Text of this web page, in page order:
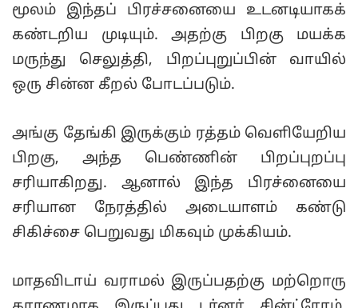
மூலம் இந்தப் பிரச்சனையை உடனடியாகக்
கண்டறிய முடியும். அதற்கு பிறகு மயக்க
மருந்து செலுத்தி, பிறப்புறுப்பின் வாயில்
ஒரு சின்ன கீறல் போடப்படும்.
அங்கு தேங்கி இருக்கும் ரத்தம் வெளியேறிய
பிறகு, அந்த பெண்ணின் பிறப்புறப்பு
சரியாகிறது. ஆனால் இந்த பிரச்னையை
சரியான நேரத்தில் அடையாளம் கண்டு
சிகிச்சை பெறுவது மிகவும் முக்கியம்.
மாதவிடாய் வராமல் இருப்பதற்கு மற்றொரு